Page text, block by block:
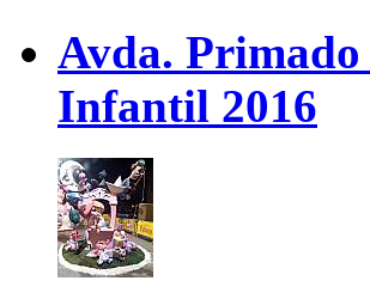
Avda. Primado
Infantil 2016